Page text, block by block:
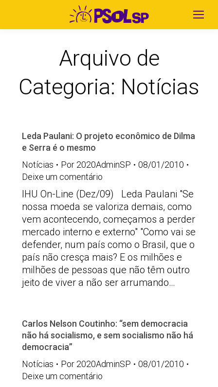
Arquivo de
Categoria: Notícias
Leda Paulani: O projeto econômico de Dilma
e Serra é o mesmo
Notícias
Por 2020AdminSP
08/01/2010
Deixe um comentário
IHU On-Line (Dez/09) Leda Paulani "Se
nossa moeda se valoriza demais, como
vem acontecendo, começamos a perder
mercado interno e externo" "Como vai se
defender, num país como o Brasil, que o
país não cresça mais? E os milhões e
milhões de pessoas que não têm outro
jeito de viver a não ser arrumando…
Carlos Nelson Coutinho: “sem democracia
não há socialismo, e sem socialismo não há
democracia”
Notícias
Por 2020AdminSP
08/01/2010
Deixe um comentário